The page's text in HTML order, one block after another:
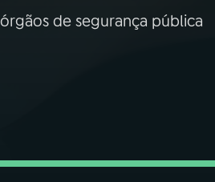
de segurança pública